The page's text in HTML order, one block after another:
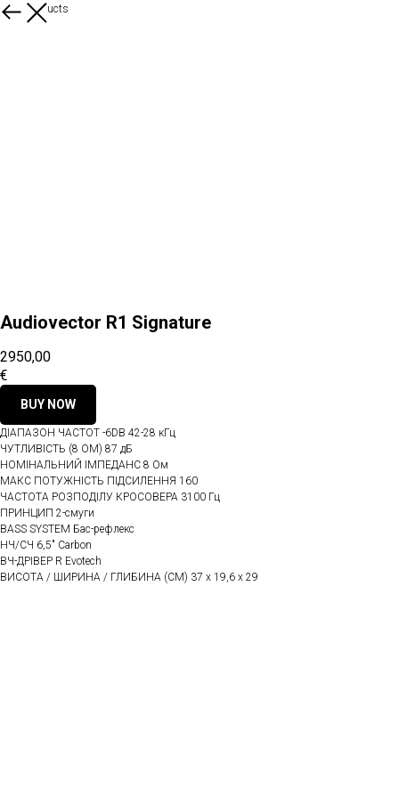
More products
Audiovector R1 Signature
2950,00
€
BUY NOW
ДІАПАЗОН ЧАСТОТ -6DB 42-28 кГц
ЧУТЛИВІСТЬ (8 ОМ) 87 дБ
НОМІНАЛЬНИЙ ІМПЕДАНС 8 Ом
МАКС ПОТУЖНІСТЬ ПІДСИЛЕННЯ 160
ЧАСТОТА РОЗПОДІЛУ КРОСОВЕРА 3100 Гц
ПРИНЦИП 2-смуги
BASS SYSTEM Бас-рефлекс
НЧ/СЧ 6,5" Carbon
ВЧ-ДРІВЕР R Evotech
ВИСОТА / ШИРИНА / ГЛИБИНА (СМ) 37 x 19,6 x 29